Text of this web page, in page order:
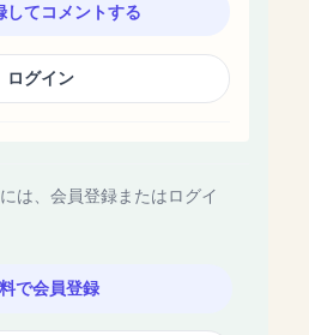
してコメントする
ログイン
は、会員登録またはログイ
で会員登録